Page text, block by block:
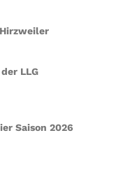
LLG
Saison 2026